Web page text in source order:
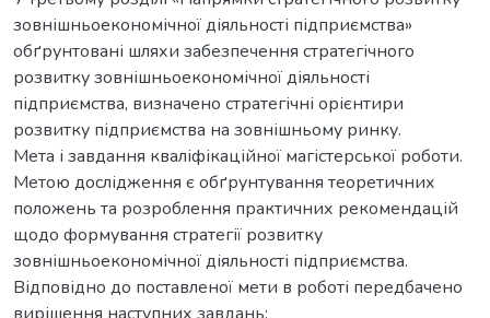
зовнішньоекономічної діяльності підприємства»
обґрунтовані шляхи забезпечення стратегічного
розвитку зовнішньоекономічної діяльності
підприємства, визначено стратегічні орієнтири
розвитку підприємства на зовнішньому ринку.
Мета і завдання кваліфікаційної магістерської роботи.
Метою дослідження є обґрунтування теоретичних
положень та розроблення практичних рекомендацій
щодо формування стратегії розвитку
зовнішньоекономічної діяльності підприємства.
Відповідно до поставленої мети в роботі передбачено